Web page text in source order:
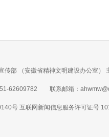
传部 （安徽省精神文明建设办公室
62609782 联系邮箱：
号 互联网新闻信息服务许可证号